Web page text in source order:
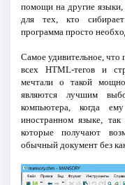
помощи на другие языки,
для тех, кто
программа просто
Самое удивительное, что
всех HTML-тегов и
мечтали о такой
являются лучшим
компьютера, когда
иностранном языке,
которые получают
обычный документ без